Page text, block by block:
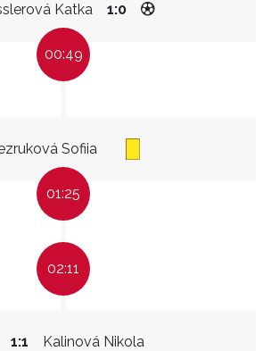
Katka 1:0
00:49
Sofiia
01:25
02:11
Kalinová Nikola
1:1